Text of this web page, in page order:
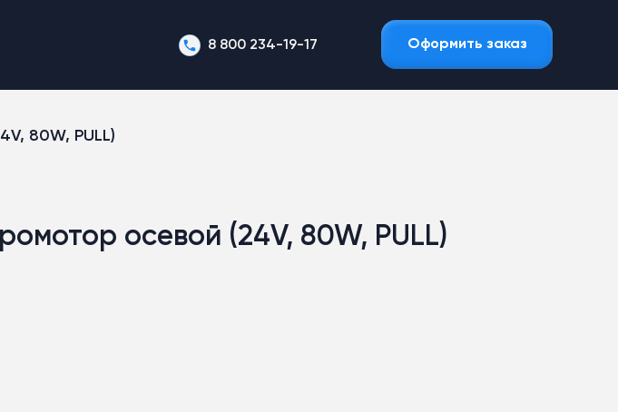
8 800 234-19-17 Оформить заказ
80W, PULL)
осевой (24V, 80W, PULL)